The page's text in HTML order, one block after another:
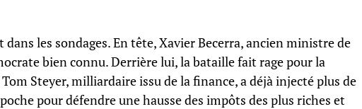
les sondages. En tête, Xavier Becerra, ancien ministre de
bien connu. Derrière lui, la bataille fait rage pour la
Steyer, milliardaire issu de la finance, a déjà injecté plus de
pour défendre une hausse des impôts des plus riches et